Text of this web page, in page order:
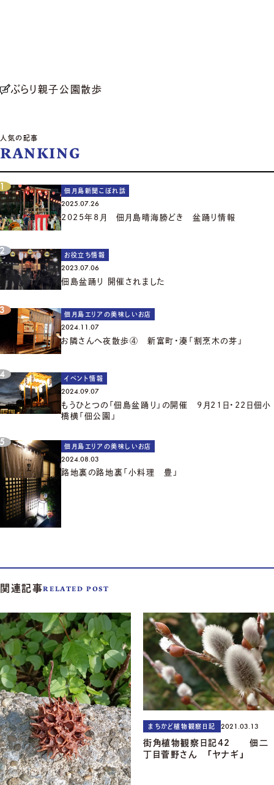
ぶらり親子公園散歩
人気の記事
RANKING
佃月島新聞こぼれ話
2025.07.26
2025年8月 佃月島晴海勝どき 盆踊り情報
お役立ち情報
2023.07.06
佃島盆踊り 開催されました
佃月島エリアの美味しいお店
2024.11.07
お隣さんへ夜散歩④ 新富町・湊「割烹木の芽」
イベント情報
2024.09.07
もうひとつの「佃島盆踊り」の開催 9月21日・22日佃小
橋横「佃公園」
佃月島エリアの美味しいお店
2024.08.03
路地裏の路地裏「小料理 豊」
関連記事RELATED POST
まちかど植物観察日記 2021.03.13
街角植物観察日記42 佃二
丁目菅野さん 「ヤナギ」